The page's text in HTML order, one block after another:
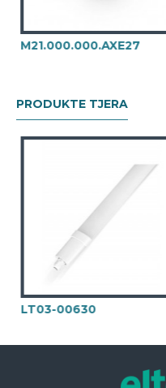
M21.000.000.AXE27
PRODUKTE TJERA
LT03-00630